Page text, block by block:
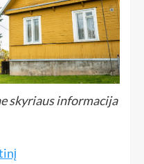
skyriaus informacija